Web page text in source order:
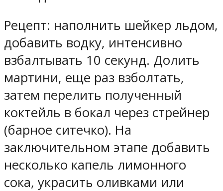
Рецепт: наполнить шейкер льдом,
добавить водку, интенсивно
взбалтывать 10 секунд. Долить
мартини, еще раз взболтать,
затем перелить полученный
коктейль в бокал через стрейнер
(барное ситечко). На
заключительном этапе добавить
несколько капель лимонного
сока, украсить оливками или